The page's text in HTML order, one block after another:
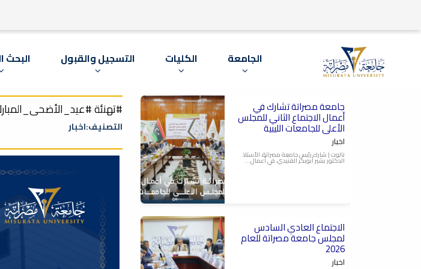
الجامعة الكليات التسجيل والقبول البحث
2026-08-05
The second meeting of the
Supreme Council of Libyan
Universities, الاجتماع الثاني
للمجلس الأعلى للجامعات
الليبية
جامعة مصراتة تشارك في
أعمال الاجتماع الثاني للمجلس
الأعلى للجامعات الليبية
اخبار
نالوت | شارك رئيس جامعة مصراتة، الأستاذ
الدكتور بشير أبوبكر القنيدي، في أعمال...
2026-07-29
The sixth regular meeting
of the Misrata University
الاجتماع العادي السادس
لمجلس جامعة مصراتة للعام
2026
اخبار
#تهنئة
التصنيف:اخبار